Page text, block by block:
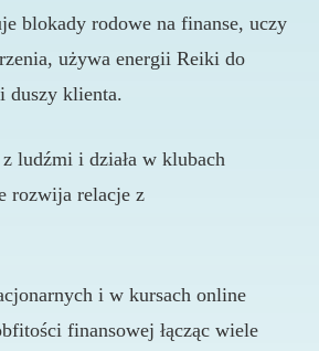
blokady rodowe na finanse, uczy
używa energii Reiki do
duszy klienta.
ludźmi i działa w klubach
rozwija relacje z
i w kursach online
finansowej łącząc wiele